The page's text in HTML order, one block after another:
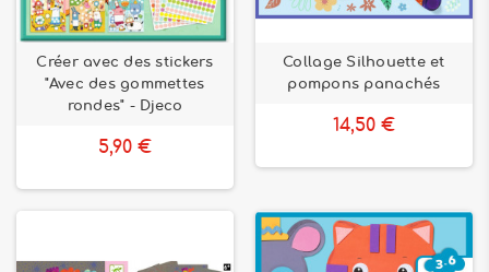
Créer avec des stickers
"Avec des gommettes
rondes" - Djeco
5,90 €
Collage Silhouette et
pompons panachés
14,50 €